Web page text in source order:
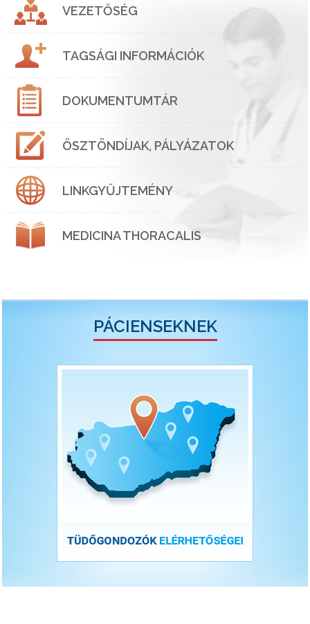
VEZETŐSÉG
TAGSÁGI INFORMÁCIÓK
DOKUMENTUMTÁR
ÖSZTÖNDÍJAK, PÁLYÁZATOK
LINKGYŰJTEMÉNY
MEDICINA THORACALIS
PÁCIENSEKNEK